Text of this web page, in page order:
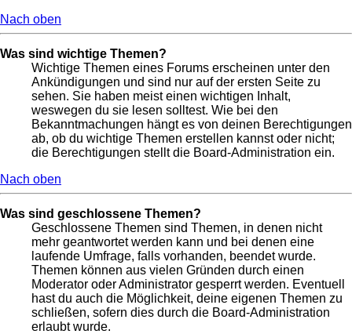
Nach oben
Was sind wichtige Themen?
Wichtige Themen eines Forums erscheinen unter den
Ankündigungen und sind nur auf der ersten Seite zu
sehen. Sie haben meist einen wichtigen Inhalt,
weswegen du sie lesen solltest. Wie bei den
Bekanntmachungen hängt es von deinen Berechtigungen
ab, ob du wichtige Themen erstellen kannst oder nicht;
die Berechtigungen stellt die Board-Administration ein.
Nach oben
Was sind geschlossene Themen?
Geschlossene Themen sind Themen, in denen nicht
mehr geantwortet werden kann und bei denen eine
laufende Umfrage, falls vorhanden, beendet wurde.
Themen können aus vielen Gründen durch einen
Moderator oder Administrator gesperrt werden. Eventuell
hast du auch die Möglichkeit, deine eigenen Themen zu
schließen, sofern dies durch die Board-Administration
erlaubt wurde.